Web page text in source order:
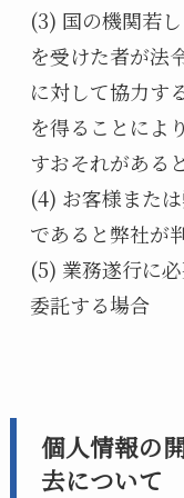
(3) 国の機関若
を受けた者が法
に対して協力す
を得ることによ
すおそれがある
(4) お客様また
であると弊社が
(5) 業務遂行に
委託する場合
個人情報の
去について